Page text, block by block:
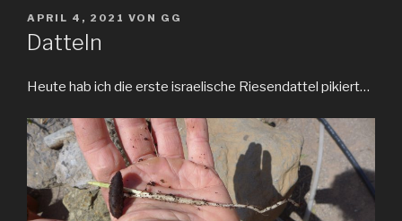
VERÖFFENTLICHT
AM
APRIL 4, 2021 VON GG
Datteln
Heute hab ich die erste israelische Riesendattel pikiert…